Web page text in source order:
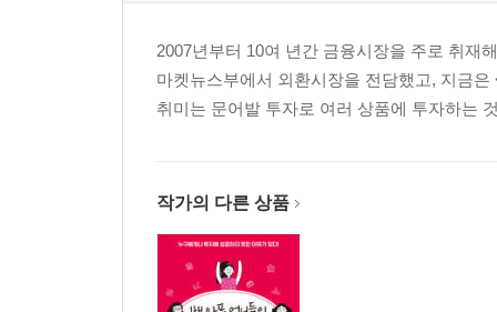
[더 알아보기] 채권 ETF, 이렇게 투자하면 된다
나는 어쩌다 회사채에 투자했나?_1만 원으로 괜찮
[더 알아보기] 회사채 투자, 이렇게 하면 된다
2007년부터 10여 년간 금융시장을 주로 취재
마켓뉴스부에서 외환시장을 전담했고, 지금
취미는 문어발 투자로 여러 상품에 투자하는
작가의 다른 상품